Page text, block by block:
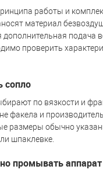
работы и
материал
дополнительная подача
проверить
сопло
по вязкости и
факела и
размеры обычно
шпаклевке.
промывать аппарат